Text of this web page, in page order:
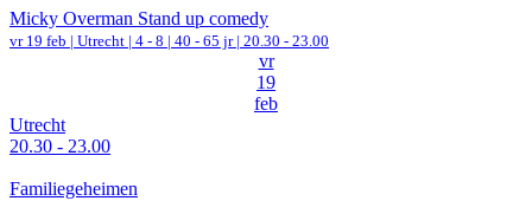
Micky Overman Stand up comedy
vr 19 feb | Utrecht | 4 - 8 | 40 - 65 jr | 20.30 - 23.00
vr
19
feb
Utrecht
20.30 - 23.00
Familiegeheimen